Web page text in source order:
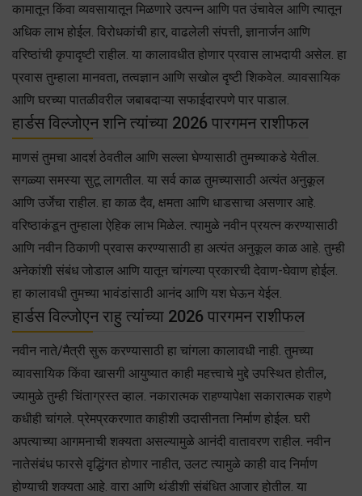
कामातून किंवा व्यवसायातून मिळणारे उत्पन्न आणि पत उंचावेल आणि त्यातून
अधिक लाभ होईल. विरोधकांची हार, वाढलेली संपत्ती, ज्ञानार्जन आणि
वरिष्ठांची कृपादृष्टी राहील. या कालावधीत होणार प्रवास लाभदायी असेल. हा
प्रवास तुम्हाला मानवता, तत्वज्ञान आणि सखोल दृष्टी शिकवेल. व्यावसायिक
आणि घरच्या पातळीवरील जबाबदाऱ्या सफाईदारपणे पार पाडाल.
हार्डस विल्जोएन शनि त्यांच्या 2026 पारगमन राशीफल
माणसं तुमचा आदर्श ठेवतील आणि सल्ला घेण्यासाठी तुमच्याकडे येतील.
सगळ्या समस्या सुटू लागतील. या सर्व काळ तुमच्यासाठी अत्यंत अनुकूल
आणि उर्जेचा राहील. हा काळ दैव, क्षमता आणि धाडसाचा असणार आहे.
वरिष्ठाकंडून तुम्हाला ऐहिक लाभ मिळेल. त्यामुळे नवीन प्रयत्न करण्यासाठी
आणि नवीन ठिकाणी प्रवास करण्यासाठी हा अत्यंत अनुकूल काळ आहे. तुम्ही
अनेकांशी संबंध जोडाल आणि यातून चांगल्या प्रकारची देवाण-घेवाण होईल.
हा कालावधी तुमच्या भावंडांसाठी आनंद आणि यश घेऊन येईल.
हार्डस विल्जोएन राहु त्यांच्या 2026 पारगमन राशीफल
नवीन नाते/मैत्री सुरू करण्यासाठी हा चांगला कालावधी नाही. तुमच्या
व्यावसायिक किंवा खासगी आयुष्यात काही महत्त्वाचे मुद्दे उपस्थित होतील,
ज्यामुळे तुम्ही चिंताग्रस्त व्हाल. नकारात्मक राहण्यापेक्षा सकारात्मक राहणे
कधीही चांगले. प्रेमप्रकरणात काहीशी उदासीनता निर्माण होईल. घरी
अपत्याच्या आगमनाची शक्यता असल्यामुळे आनंदी वातावरण राहील. नवीन
नातेसंबंध फारसे वृद्धिंगत होणार नाहीत, उलट त्यामुळे काही वाद निर्माण
होण्याची शक्यता आहे. वारा आणि थंडीशी संबंधित आजार होतील. या